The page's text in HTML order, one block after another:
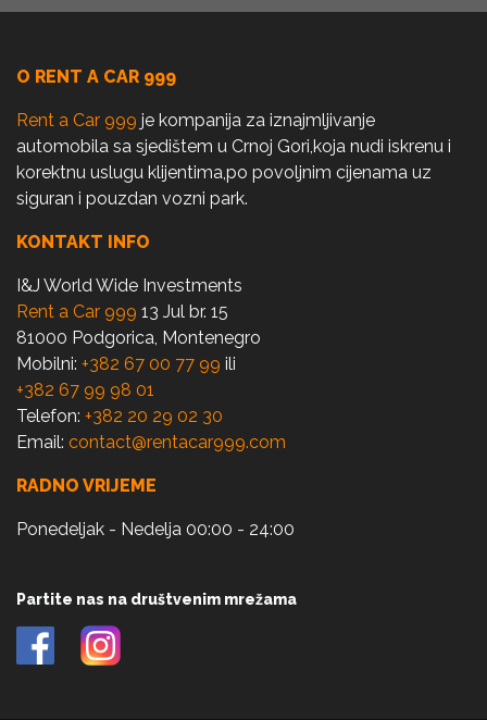
O RENT A CAR 999
Rent a Car 999 je kompanija za iznajmljivanje
automobila sa sjedištem u Crnoj Gori,koja nudi iskrenu i
korektnu uslugu klijentima,po povoljnim cijenama uz
siguran i pouzdan vozni park.
KONTAKT INFO
I&J World Wide Investments
Rent a Car 999 13 Jul br. 15
81000 Podgorica, Montenegro
Mobilni: +382 67 00 77 99 ili
+382 67 99 98 01
Telefon: +382 20 29 02 30
Email: contact@rentacar999.com
RADNO VRIJEME
Ponedeljak - Nedelja 00:00 - 24:00
Partite nas na društvenim mrežama